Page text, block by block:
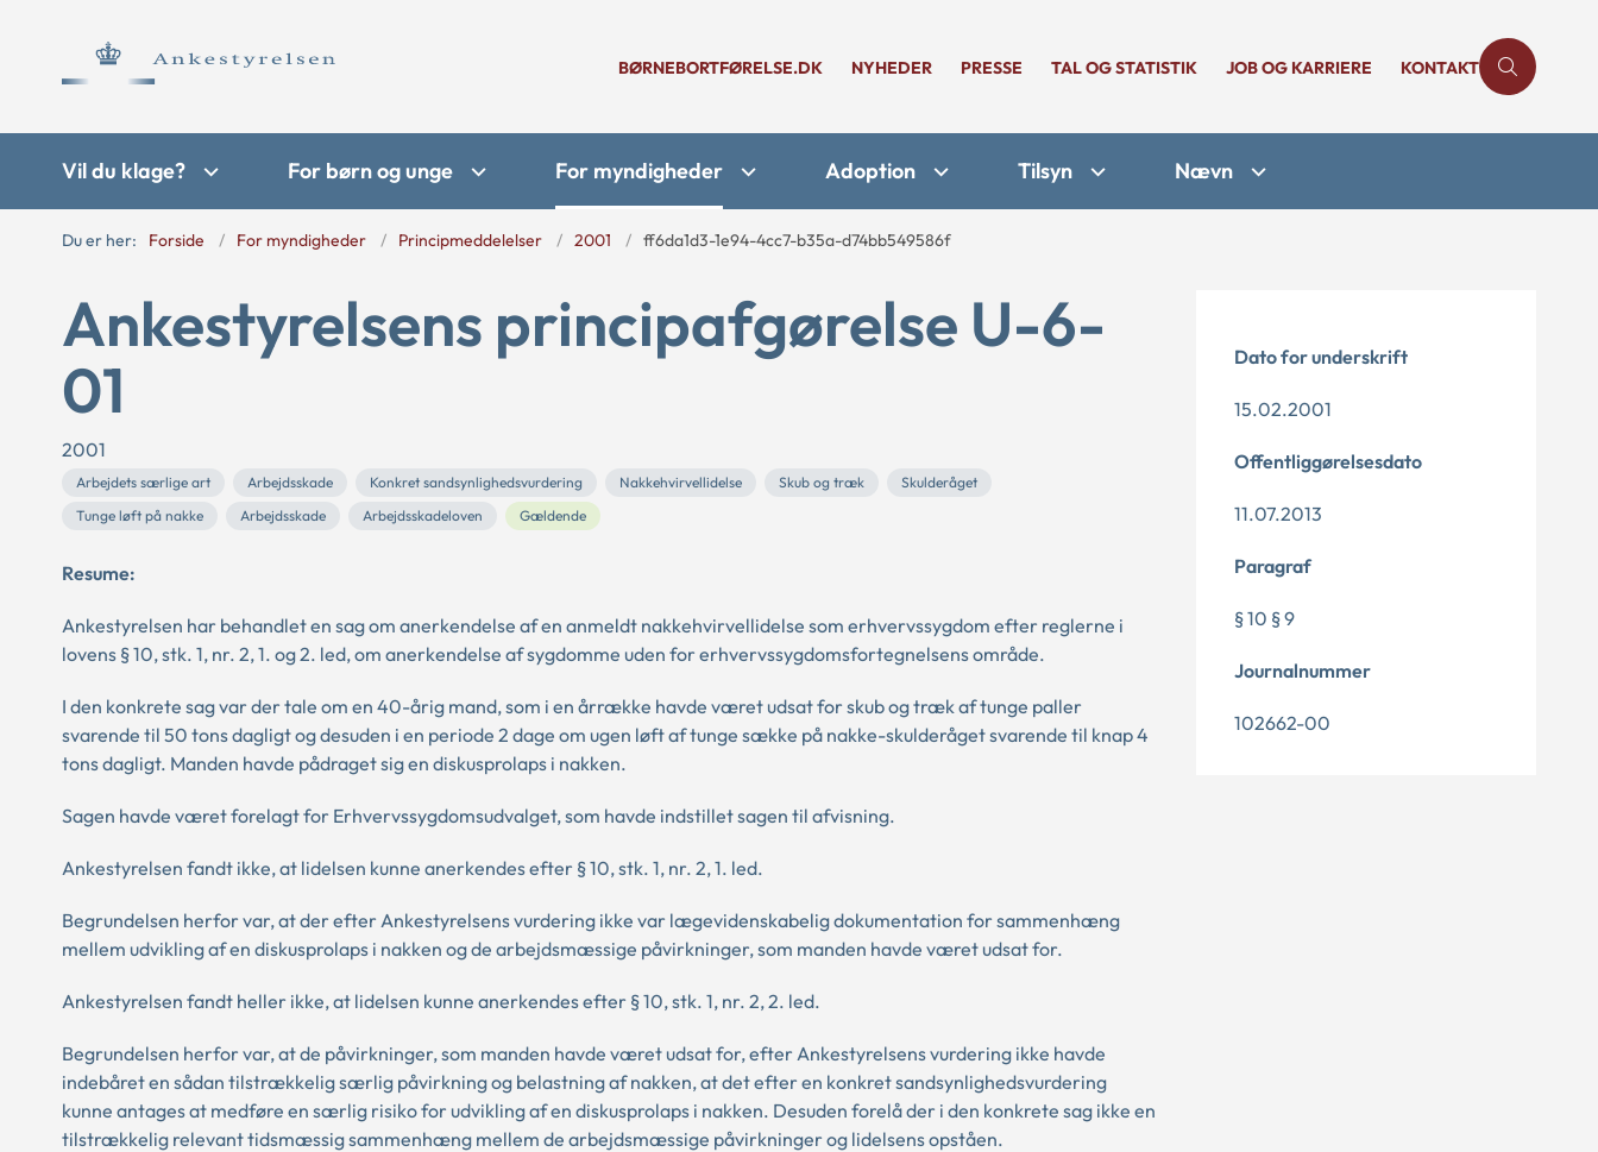
BØRNEBORTFØRELSE.DK NYHEDER PRESSE TAL OG STATISTIK JOB OG KARRIERE KONTAKT
Vil du klage? For børn og unge For myndigheder Adoption Tilsyn Nævn
Du er her: Forside For myndigheder Principmeddelelser 2001 ff6da1d3-1e94-4cc7-b35a-d74bb549586f
Ankestyrelsens principafgørelse U-6-
01
2001
Arbejdets særlige art Arbejdsskade Konkret sandsynlighedsvurdering Nakkehvirvellidelse Skub og træk
Skulderåget
Tunge løft på nakke
Arbejdsskade Arbejdsskadeloven Gældende
Resume:
Ankestyrelsen har behandlet en sag om anerkendelse af en anmeldt nakkehvirvellidelse som erhvervssygdom efter reglerne i
lovens § 10, stk. 1, nr. 2, 1. og 2. led, om anerkendelse af sygdomme uden for erhvervssygdomsfortegnelsens område.
I den konkrete sag var der tale om en 40-årig mand, som i en årrække havde været udsat for skub og træk af tunge paller
svarende til 50 tons dagligt og desuden i en periode 2 dage om ugen løft af tunge sække på nakke-skulderåget svarende til knap 4
tons dagligt. Manden havde pådraget sig en diskusprolaps i nakken.
Sagen havde været forelagt for Erhvervssygdomsudvalget, som havde indstillet sagen til afvisning.
Ankestyrelsen fandt ikke, at lidelsen kunne anerkendes efter § 10, stk. 1, nr. 2, 1. led.
Begrundelsen herfor var, at der efter Ankestyrelsens vurdering ikke var lægevidenskabelig dokumentation for sammenhæng
mellem udvikling af en diskusprolaps i nakken og de arbejdsmæssige påvirkninger, som manden havde været udsat for.
Ankestyrelsen fandt heller ikke, at lidelsen kunne anerkendes efter § 10, stk. 1, nr. 2, 2. led.
Begrundelsen herfor var, at de påvirkninger, som manden havde været udsat for, efter Ankestyrelsens vurdering ikke havde
indebåret en sådan tilstrækkelig særlig påvirkning og belastning af nakken, at det efter en konkret sandsynlighedsvurdering
kunne antages at medføre en særlig risiko for udvikling af en diskusprolaps i nakken. Desuden forelå der i den konkrete sag ikke en
tilstrækkelig relevant tidsmæssig sammenhæng mellem de arbejdsmæssige påvirkninger og lidelsens opståen.
Dato for underskrift
15.02.2001
Offentliggørelsesdato
11.07.2013
Paragraf
§ 10 § 9
Journalnummer
102662-00